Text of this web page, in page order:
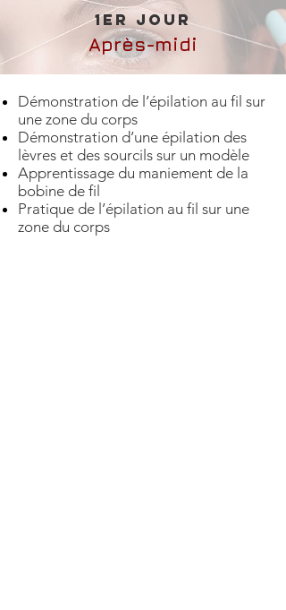
1er Jour
Après-midi
Démonstration de l’épilation au fil sur
une zone du corps
Démonstration d’une épilation des
lèvres et des sourcils sur un modèle
Apprentissage du maniement de la
bobine de fil
Pratique de l’épilation au fil sur une
zone du corps